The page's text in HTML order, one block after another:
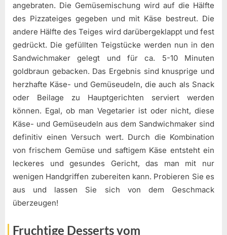
angebraten. Die Gemüsemischung wird auf die Hälfte
des Pizzateiges gegeben und mit Käse bestreut. Die
andere Hälfte des Teiges wird darübergeklappt und fest
gedrückt. Die gefüllten Teigstücke werden nun in den
Sandwichmaker gelegt und für ca. 5-10 Minuten
goldbraun gebacken. Das Ergebnis sind knusprige und
herzhafte Käse- und Gemüseudeln, die auch als Snack
oder Beilage zu Hauptgerichten serviert werden
können. Egal, ob man Vegetarier ist oder nicht, diese
Käse- und Gemüseudeln aus dem Sandwichmaker sind
definitiv einen Versuch wert. Durch die Kombination
von frischem Gemüse und saftigem Käse entsteht ein
leckeres und gesundes Gericht, das man mit nur
wenigen Handgriffen zubereiten kann. Probieren Sie es
aus und lassen Sie sich von dem Geschmack
überzeugen!
Fruchtige Desserts vom